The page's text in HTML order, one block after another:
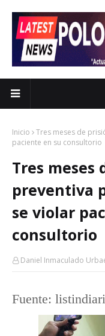
Inicio
Tres meses de
paciente en su consultorio
Tres meses
preventiva
se violar
consultorio
Daniel Inmaculado
Fuente: